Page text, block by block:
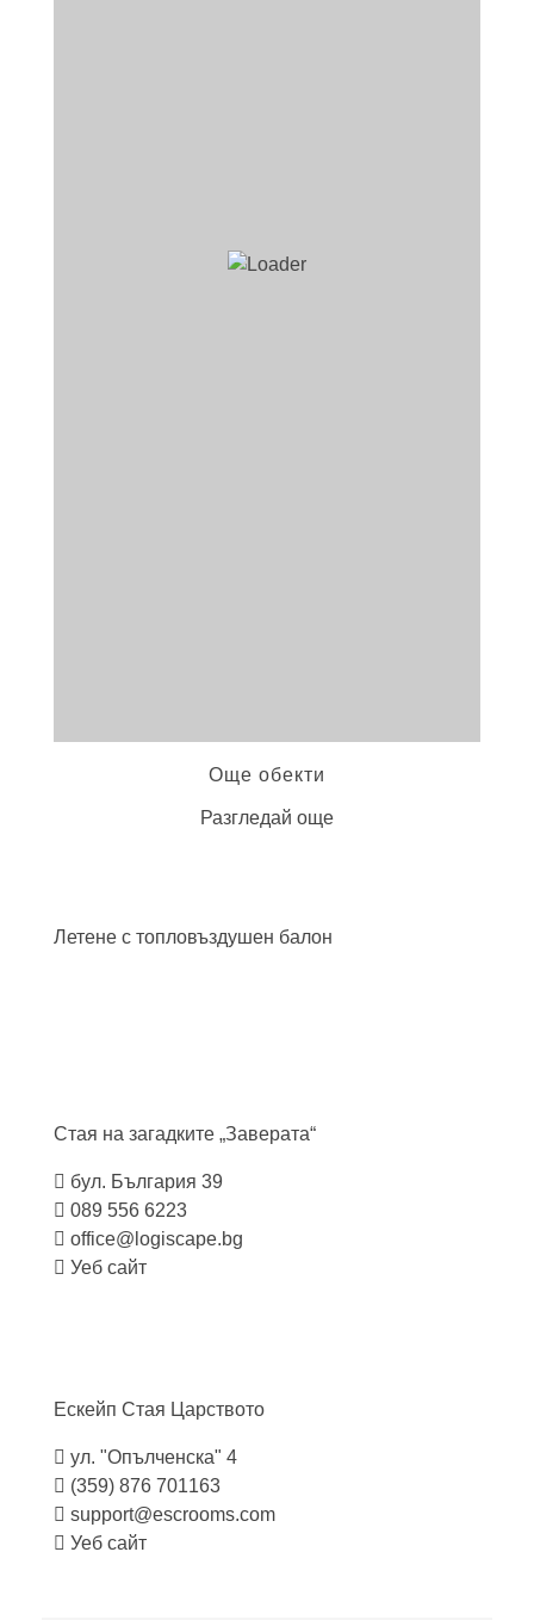
Още обекти
Разгледай още
Летене с топловъздушен балон
Стая на загадките „Заверата“
бул. България 39
089 556 6223
office@logiscape.bg
Уеб сайт
Ескейп Стая Царството
ул. "Опълченска" 4
(359) 876 701163
support@escrooms.com
Уеб сайт